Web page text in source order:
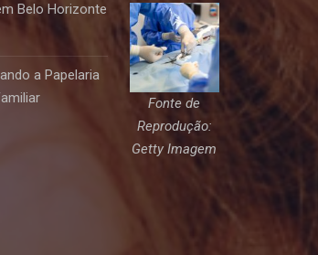
Belo Horizonte
a Papelaria
Fonte de
Reprodução:
Getty Imagem